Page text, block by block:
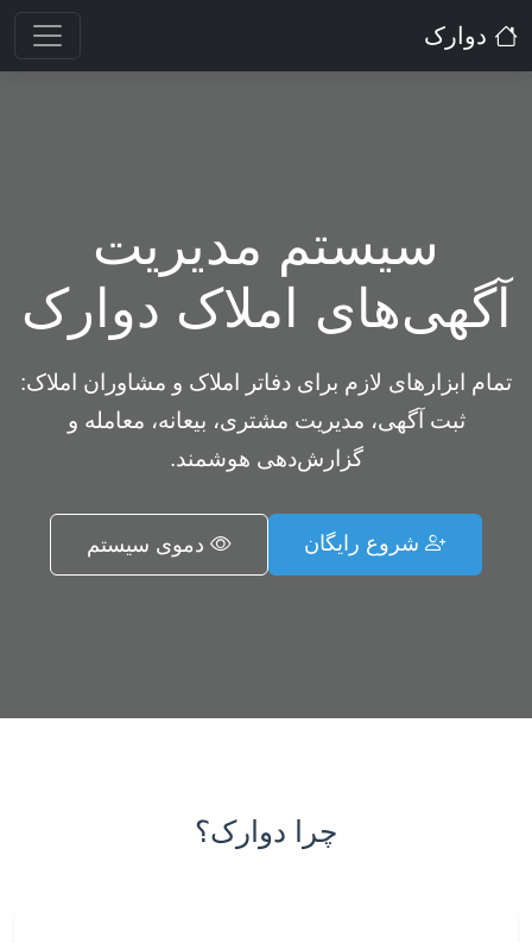
دوارک
سیستم مدیریت
آگهی‌های املاک دوارک
تمام ابزارهای لازم برای دفاتر املاک و مشاوران املاک:
ثبت آگهی، مدیریت مشتری، بیعانه، معامله و
گزارش‌دهی هوشمند.
شروع رایگان دموی سیستم
چرا دوارک؟